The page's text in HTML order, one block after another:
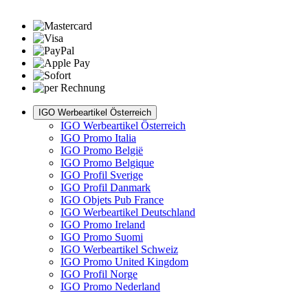
IGO Werbeartikel Österreich
IGO Werbeartikel Österreich
IGO Promo Italia
IGO Promo België
IGO Promo Belgique
IGO Profil Sverige
IGO Profil Danmark
IGO Objets Pub France
IGO Werbeartikel Deutschland
IGO Promo Ireland
IGO Promo Suomi
IGO Werbeartikel Schweiz
IGO Promo United Kingdom
IGO Profil Norge
IGO Promo Nederland